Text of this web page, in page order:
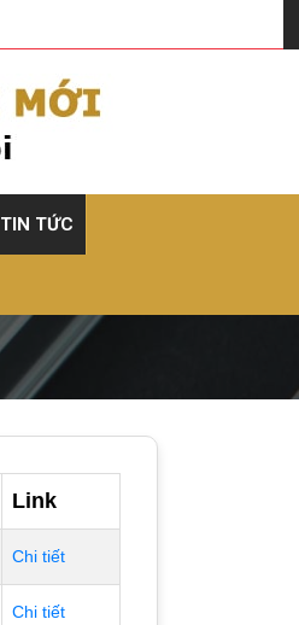
TIN TỨC
Link
Chi tiết
Chi tiết